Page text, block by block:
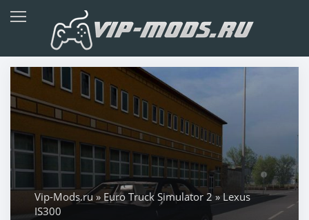
Vip-Mods.ru » Euro Truck Simulator 2» Lexus
IS300